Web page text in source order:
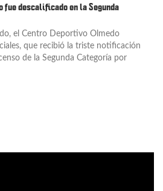
fue descalificado en la Segunda
el Centro Deportivo Olmedo
que recibió la triste notificación
de la Segunda Categoría por